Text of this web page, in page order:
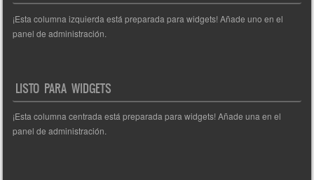
¡Esta columna izquierda está preparada para widgets! Añade uno en el
panel de administración.
LISTO PARA WIDGETS
¡Esta columna centrada está preparada para widgets! Añade una en el
panel de administración.